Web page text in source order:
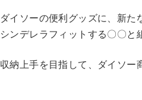
ダイソーの便利グッズに、新た
シンデレラフィットする〇〇と
収納上手を目指して、ダイソー